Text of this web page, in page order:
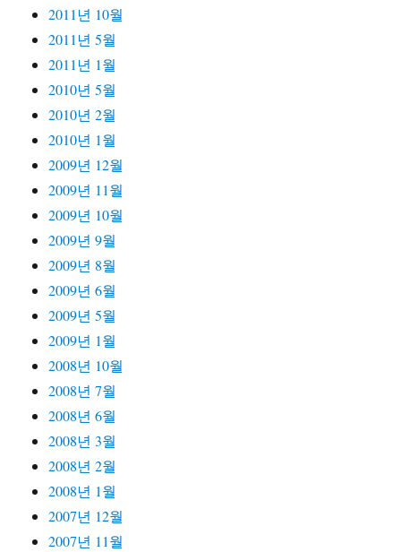
2011년 10월
2011년 5월
2011년 1월
2010년 5월
2010년 2월
2010년 1월
2009년 12월
2009년 11월
2009년 10월
2009년 9월
2009년 8월
2009년 6월
2009년 5월
2009년 1월
2008년 10월
2008년 7월
2008년 6월
2008년 3월
2008년 2월
2008년 1월
2007년 12월
2007년 11월